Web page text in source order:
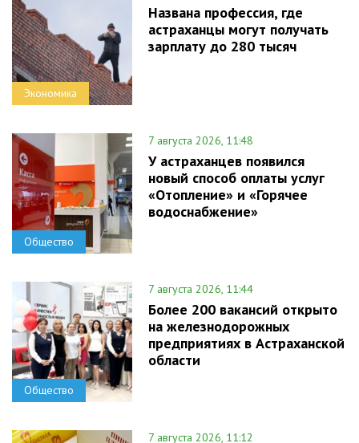
Экономика
Названа профессия, где
астраханцы могут получать
зарплату до 280 тысяч
Общество
7 августа 2026, 11:48
У астраханцев появился
новый способ оплаты услуг
«Отопление» и «Горячее
водоснабжение»
Общество
7 августа 2026, 11:44
Более 200 вакансий открыто
на железнодорожных
предприятиях в Астраханской
области
7 августа 2026, 11:12